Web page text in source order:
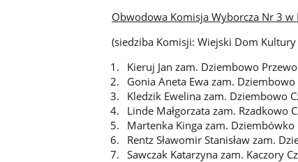
Obwodowa Komisja Wyborcza Nr 3 w
(siedziba Komisji: Wiejski Dom
Kieruj Jan zam. Dziembowo
Gonia Aneta Ewa zam.
Kledzik Ewelina zam. Dziembowo
Linde Małgorzata zam. Rzadkowo
Martenka Kinga zam. Dziembówko
Rentz Sławomir Stanisław zam.
Sawczak Katarzyna zam. Kaczory